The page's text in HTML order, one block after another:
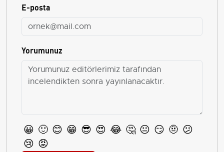
E-posta
Yorumunuz
😀 🙂 😊 😁 😎 😍 😂 🤔 😐 😏 🤨 😕
😢 😡